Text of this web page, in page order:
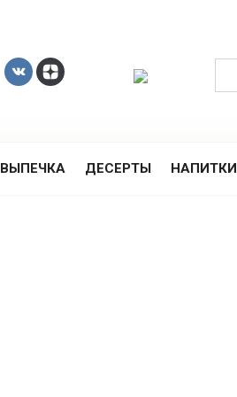
ВЫПЕЧКА ДЕСЕРТЫ НАПИТКИ